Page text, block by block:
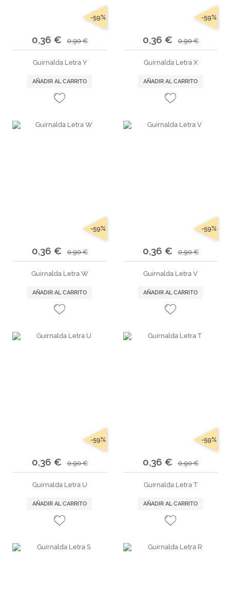
0,36 € 0,90 €
-59%
Guirnalda Letra Y
AÑADIR AL CARRITO
0,36 € 0,90 €
-59%
Guirnalda Letra X
AÑADIR AL CARRITO
0,36 € 0,90 €
-59%
Guirnalda Letra W
AÑADIR AL CARRITO
0,36 € 0,90 €
-59%
Guirnalda Letra V
AÑADIR AL CARRITO
0,36 € 0,90 €
-59%
Guirnalda Letra U
AÑADIR AL CARRITO
0,36 € 0,90 €
-59%
Guirnalda Letra T
AÑADIR AL CARRITO